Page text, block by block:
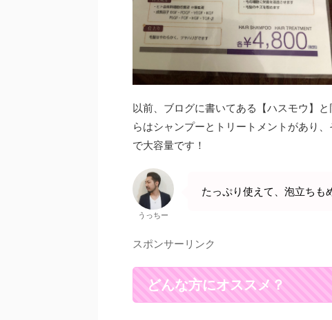
以前、ブログに書いてある【ハスモウ】
らはシャンプーとトリートメントがあり
で大容量です！
うっちー
たっぷり使えて、泡立ちも
スポンサーリンク
どんな方にオススメ？